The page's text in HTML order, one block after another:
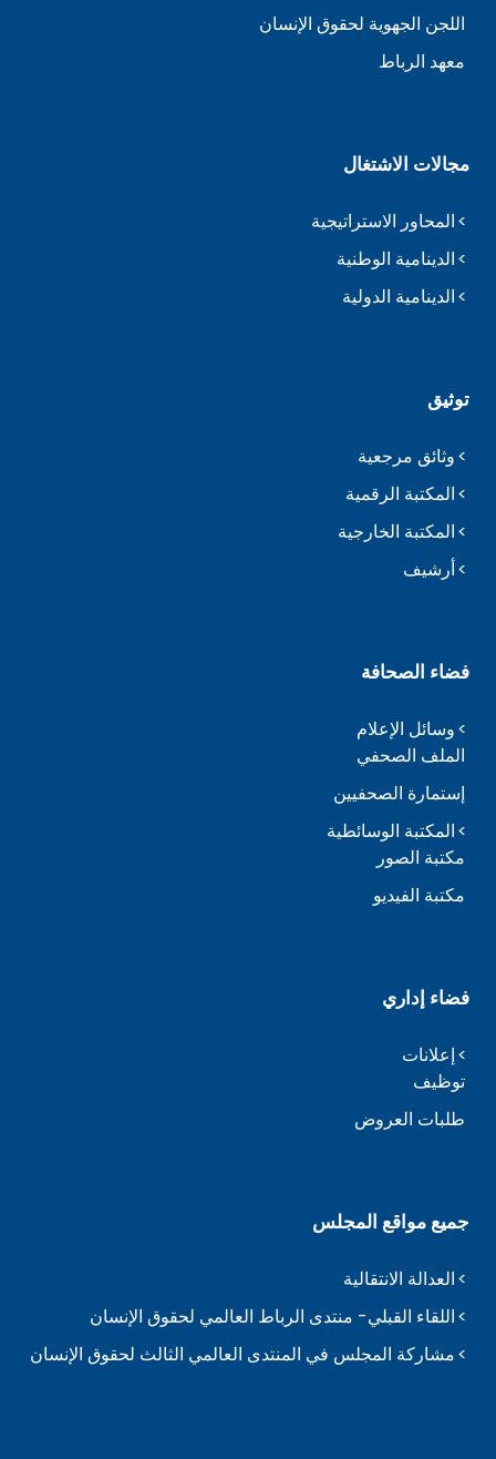
اللجن الجهوية لحقوق الإنسان
معهد الرباط
مجالات الاشتغال
المحاور الاستراتيجية
الدينامية الوطنية
الدينامية الدولية
توثيق
وثائق مرجعية
المكتبة الرقمية
المكتبة الخارجية
أرشيف
فضاء الصحافة
وسائل الإعلام
الملف الصحفي
إستمارة الصحفيين
المكتبة الوسائطية
مكتبة الصور
مكتبة الفيديو
فضاء إداري
إعلانات
توظيف
طلبات العروض
جميع مواقع المجلس
العدالة الانتقالية
اللقاء القبلي- منتدى الرباط العالمي لحقوق الإنسان
مشاركة المجلس في المنتدى العالمي الثالث لحقوق الإنسان